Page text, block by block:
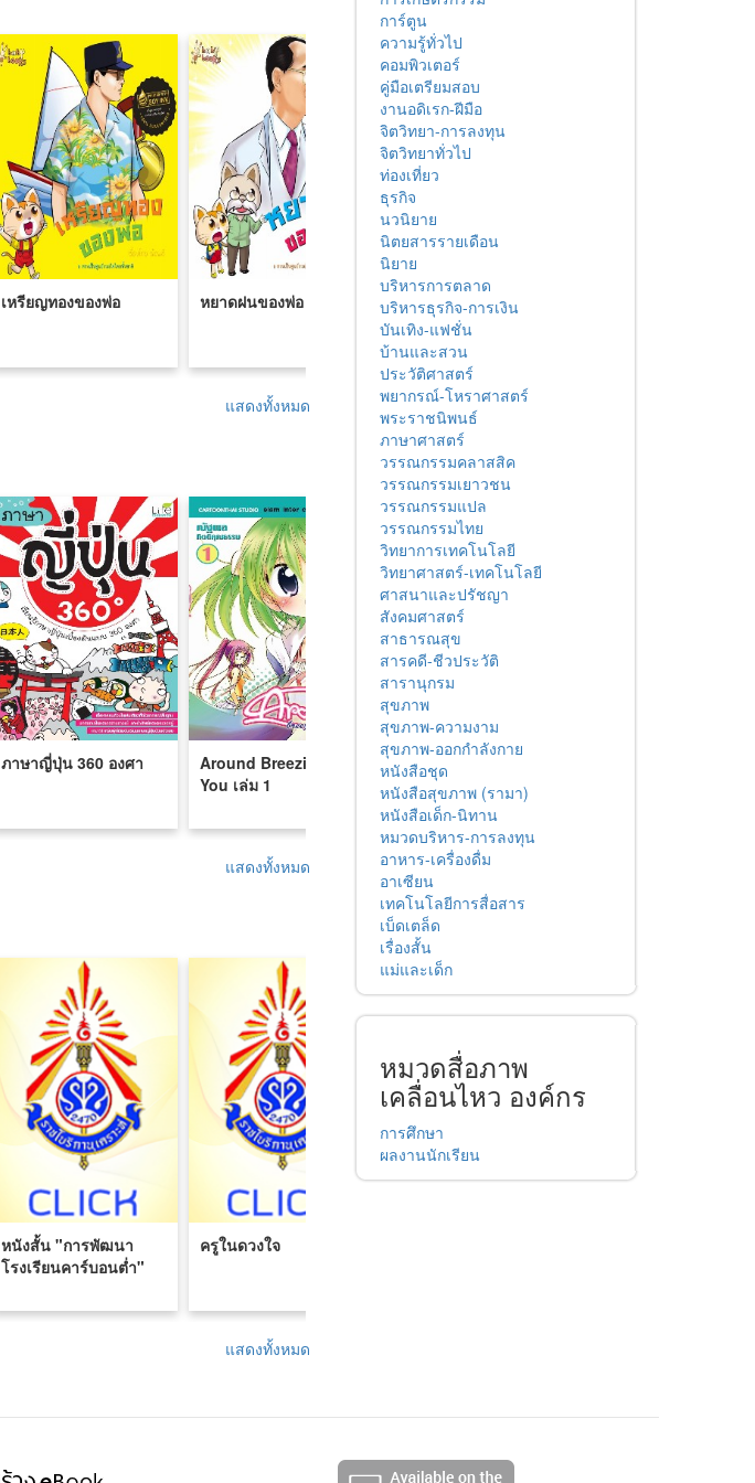
เหรียญทองของพ่อ หยาดฝนของพ่อ คำสอนของพ่อ
แสดงทั้งหมด
ภาษาญี่ปุ่น 360 องศา
Around Breezing on
You เล่ม 1
ร่ม-เย็น-เป็น-ศพ
แสดงทั้งหมด
หนังสั้น "การพัฒนา
โรงเรียนคาร์บอนต่ำ"
ครูในดวงใจ
แสดงทั้งหมด
การ์ตูน
ความรู้ทั่วไป
คอมพิวเตอร์
คู่มือเตรียมสอบ
งานอดิเรก-ฝีมือ
จิตวิทยา-การลงทุน
จิตวิทยาทั่วไป
ท่องเที่ยว
ธุรกิจ
นวนิยาย
นิตยสารรายเดือน
นิยาย
บริหารการตลาด
บริหารธุรกิจ-การเงิน
บันเทิง-แฟชั่น
บ้านและสวน
ประวัติศาสตร์
พยากรณ์-โหราศาสตร์
พระราชนิพนธ์
ภาษาศาสตร์
วรรณกรรมคลาสสิค
วรรณกรรมเยาวชน
วรรณกรรมแปล
วรรณกรรมไทย
วิทยาการเทคโนโลยี
วิทยาศาสตร์-เทคโนโลยี
ศาสนาและปรัชญา
สังคมศาสตร์
สาธารณสุข
สารคดี-ชีวประวัติ
สารานุกรม
สุขภาพ
สุขภาพ-ความงาม
สุขภาพ-ออกกำลังกาย
หนังสือชุด
หนังสือสุขภาพ (รามา)
หนังสือเด็ก-นิทาน
หมวดบริหาร-การลงทุน
อาหาร-เครื่องดื่ม
อาเซียน
เทคโนโลยีการสื่อสาร
เบ็ดเตล็ด
เรื่องสั้น
แม่และเด็ก
หมวดสื่อภาพ
เคลื่อนไหว องค์กร
การศึกษา
ผลงานนักเรียน